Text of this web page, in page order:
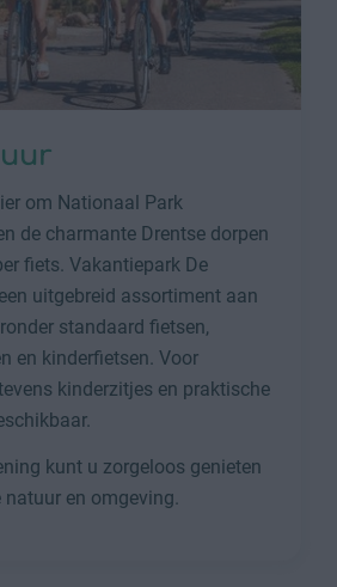
om Nationaal Park
de charmante Drentse dorpen
fiets. Vakantiepark De
uitgebreid assortiment aan
standaard fietsen,
en kinderfietsen. Voor
kinderzitjes en praktische
kunt u zorgeloos genieten
en omgeving.